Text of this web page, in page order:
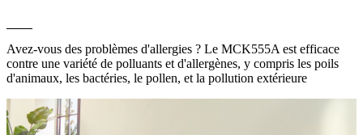
Avez-vous des problèmes d'allergies ? Le MCK555A est efficace
contre une variété de polluants et d'allergènes, y compris les poils
d'animaux, les bactéries, le pollen, et la pollution extérieure